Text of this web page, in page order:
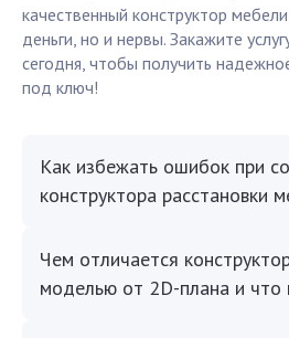
качественный конструктор
деньги, но и нервы. Закажите
сегодня, чтобы получить
под ключ!
Как избежать ошибок при
конструктора расстановки
Чем отличается
моделью от 2D-плана и что